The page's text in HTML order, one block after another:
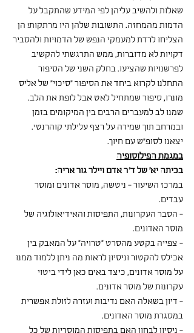
שאלות ולהשיב עליהן לפי המידע שהתקבל על
הדמות מהמחזה. התשובות שלהן היו מרתקות! הן
הצליחו לרדת למעמקי הנפש של הדמויות ולהסביר
דקויות לא מדוברות, ממש התרגשתי להקשיב
לפרשנויות שהציעו. בחלק השני של הסיפור
התחלנו לקרוא ביחד את הסיפור "סיכוי" של אליס
מונרו, סיפור שמתחיל לאט אבל לופת את הלב.
שמנו לב למעברים הרבים בין המיקומים בזמן
ובמרחב תוך שמירה על רצף עלילתי קוהרנטי.
יצאנו לסופ"ש עם חיוך.
במגמת הפילוסופיה
בכיתה יא' של ד"ר אדם ויילר גור אריה:
במרכז השיעור - ניטשה, מוסר אדונים ומוסר
עבדים.
- הסבר העקרונות, התפיסות והאידיאולוגיה של
מוסר האדונים.
- צפייה בקטע מהסרט "טרויה" על המאבק בין
אכילס להקטור וניסיון לראות מה ניתן ללמוד ממנו
על מוסר אדונים, כיצד באים כאן לידי ביטוי
עקרונות של מוסר אדונים.
- דיון בשאלה האם נדיבות ועזרה לזולת אפשרית
במסגרת מוסר האדונים.
- ניסיון לבחון האם בתפיסות המוסריות של כל